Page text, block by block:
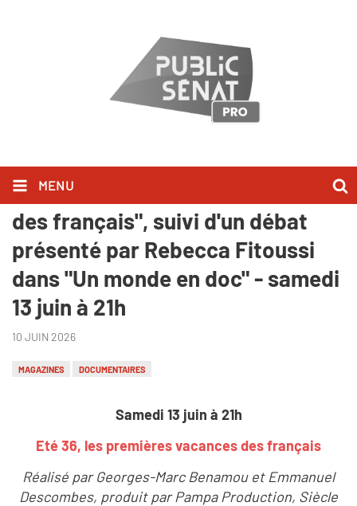
MENU
"Eté 36, les premières vacances
des français", suivi d'un débat
présenté par Rebecca Fitoussi
dans "Un monde en doc" - samedi
13 juin à 21h
10 JUIN 2026
MAGAZINES DOCUMENTAIRES
Samedi 13 juin à 21h
Eté 36, les premières vacances des français
Réalisé par Georges-Marc Benamou et Emmanuel
Descombes, produit par Pampa Production, Siècle